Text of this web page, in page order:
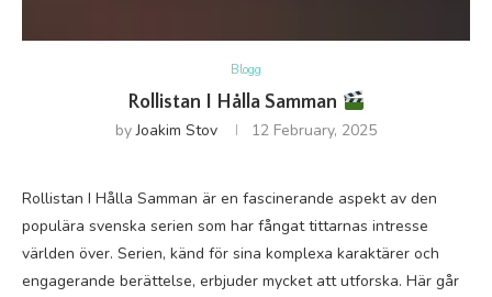
Blogg
Rollistan I Hålla Samman
byJoakim Stov 12 February, 2025
Rollistan I Hålla Samman är en fascinerande aspekt av den
populära svenska serien som har fångat tittarnas intresse
världen över. Serien, känd för sina komplexa karaktärer och
engagerande berättelse, erbjuder mycket att utforska. Här går